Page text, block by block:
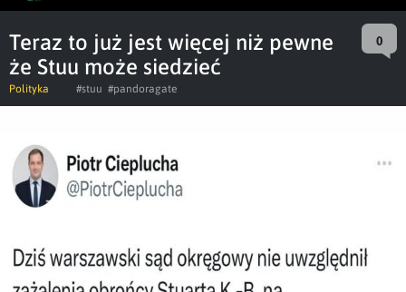
Teraz to już jest więcej niż pewne
że Stuu może siedzieć
0
Polityka #stuu #pandoragate